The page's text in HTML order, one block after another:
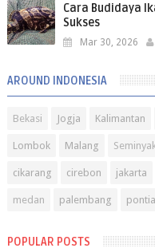
Cara Budidaya
Sukses
Mar 30, 2026
AROUND INDONESIA
Bekasi Jogja Kalimantan
Lombok Malang
cikarang cirebon jakarta
medan palembang
POPULAR POSTS